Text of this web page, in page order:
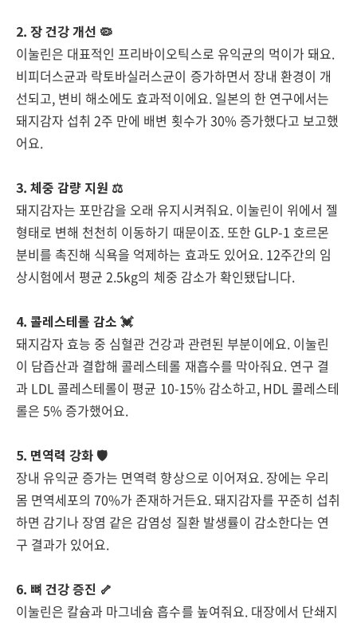
2. 장 건강 개선 🦠
이눌린은 대표적인 프리바이오틱스로 유익균의 먹이가 돼요.
비피더스균과 락토바실러스균이 증가하면서 장내 환경이 개
선되고, 변비 해소에도 효과적이에요. 일본의 한 연구에서는
돼지감자 섭취 2주 만에 배변 횟수가 30% 증가했다고 보고했
어요.
3. 체중 감량 지원 ⚖️
돼지감자는 포만감을 오래 유지시켜줘요. 이눌린이 위에서 젤
형태로 변해 천천히 이동하기 때문이죠. 또한 GLP-1 호르몬
분비를 촉진해 식욕을 억제하는 효과도 있어요. 12주간의 임
상시험에서 평균 2.5kg의 체중 감소가 확인됐답니다.
4. 콜레스테롤 감소 💓
돼지감자 효능 중 심혈관 건강과 관련된 부분이에요. 이눌린
이 담즙산과 결합해 콜레스테롤 재흡수를 막아줘요. 연구 결
과 LDL 콜레스테롤이 평균 10-15% 감소하고, HDL 콜레스테
롤은 5% 증가했어요.
5. 면역력 강화 🛡️
장내 유익균 증가는 면역력 향상으로 이어져요. 장에는 우리
몸 면역세포의 70%가 존재하거든요. 돼지감자를 꾸준히 섭취
하면 감기나 장염 같은 감염성 질환 발생률이 감소한다는 연
구 결과가 있어요.
6. 뼈 건강 증진 🦴
이눌린은 칼슘과 마그네슘 흡수를 높여줘요. 대장에서 단쇄지